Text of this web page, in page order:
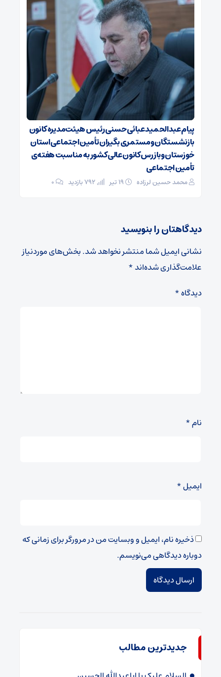
پیام عبدالحمید عبائی حسنی رئیس هیئت‌مدیره کانون
بازنشستگان ومستمری بگیران تأمین اجتماعی استان
خوزستان وبازرس کانون عالی کشور به مناسبت هفته‌ی
تأمین اجتماعی
محمد حسین لرزاده ۰
دیدگاهتان را بنویسید
نشانی ایمیل شما منتشر نخواهد شد.بخش‌های موردنیاز
علامت‌گذاری شده‌اند*
دیدگاه*
نام*
ایمیل*
ذخیره نام، ایمیل و وبسایت من در مرورگر برای زمانی که
دوباره دیدگاهی می‌نویسم.
جدیدترین مطالب